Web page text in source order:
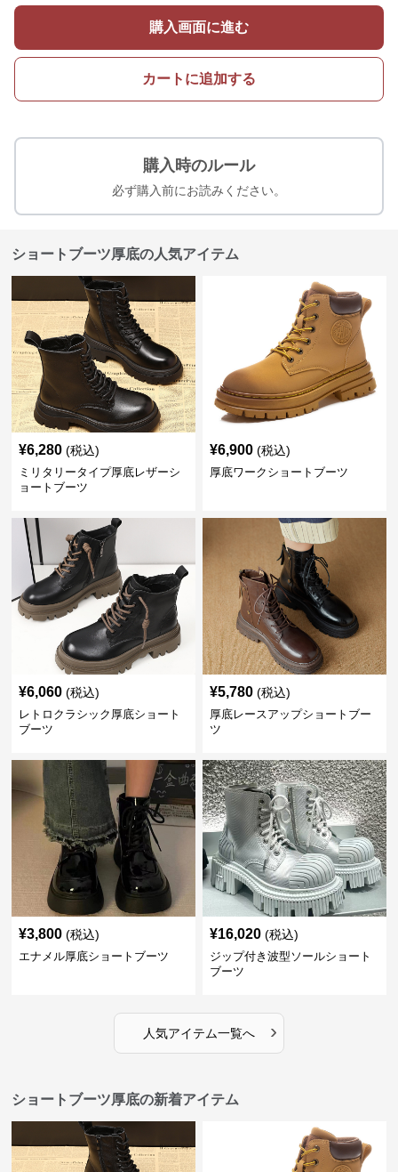
購入画面に進む
カートに追加する
購入時のルール
必ず購入前にお読みください。
ショートブーツ厚底の人気アイテム
¥6,280 (税込)
ミリタリータイプ厚底レザーシ
ョートブーツ
¥6,900 (税込)
厚底ワークショートブーツ
¥6,060 (税込)
レトロクラシック厚底ショート
ブーツ
¥5,780 (税込)
厚底レースアップショートブー
ツ
¥3,800 (税込)
エナメル厚底ショートブーツ
¥16,020 (税込)
ジップ付き波型ソールショート
ブーツ
人気アイテム一覧へ ›
ショートブーツ厚底の新着アイテム